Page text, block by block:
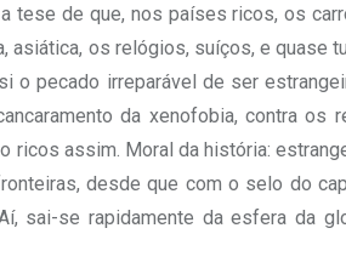
tese de que, nos países ricos, os
os relógios, suíços, e quase
o pecado irreparável de ser
da xenofobia, contra os
ricos assim. Moral da história:
desde que com o selo do
sai-se rapidamente da esfera da